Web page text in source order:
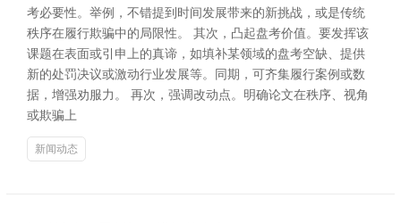
考必要性。举例，不错提到时间发展带来的新挑战，或是传统
秩序在履行欺骗中的局限性。 其次，凸起盘考价值。要发挥该
课题在表面或引申上的真谛，如填补某领域的盘考空缺、提供
新的处罚决议或激动行业发展等。同期，可齐集履行案例或数
据，增强劝服力。 再次，强调改动点。明确论文在秩序、视角
或欺骗上
新闻动态